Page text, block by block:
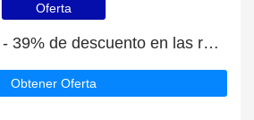
Oferta
Consigue un 5% - 39% de descuento en las rebajas de verano en Vinccihoteles
Obtener Oferta